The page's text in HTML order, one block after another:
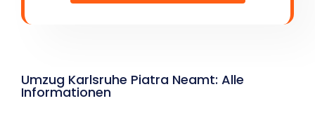
Umzug Karlsruhe Piatra Neamt: Alle
Informationen